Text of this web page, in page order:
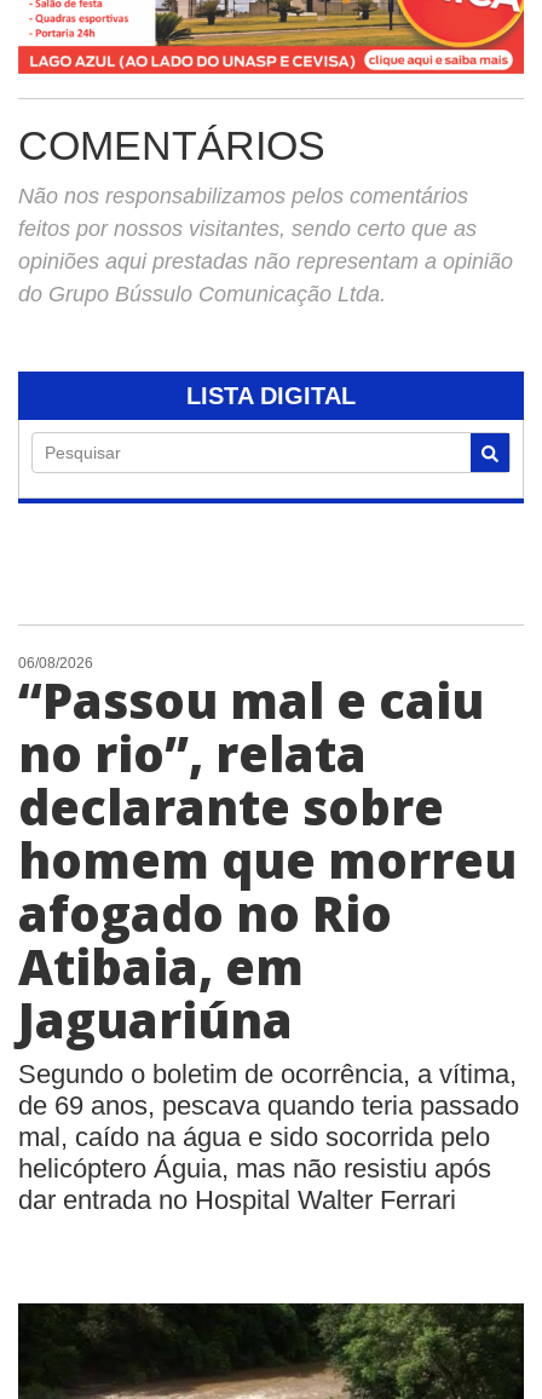
COMENTÁRIOS
Não nos responsabilizamos pelos comentários
feitos por nossos visitantes, sendo certo que as
opiniões aqui prestadas não representam a opinião
do Grupo Bússulo Comunicação Ltda.
LISTA DIGITAL
Pesquisar
06/08/2026
“Passou mal e caiu
no rio”, relata
declarante sobre
homem que morreu
afogado no Rio
Atibaia, em
Jaguariúna
Segundo o boletim de ocorrência, a vítima,
de 69 anos, pescava quando teria passado
mal, caído na água e sido socorrida pelo
helicóptero Águia, mas não resistiu após
dar entrada no Hospital Walter Ferrari